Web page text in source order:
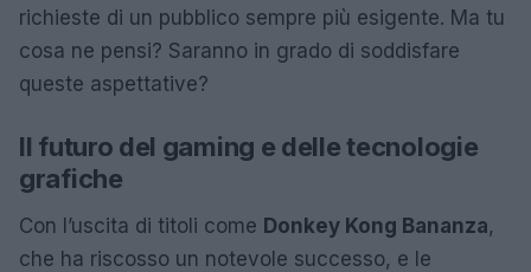
richieste di un pubblico sempre più esigente. Ma tu
cosa ne pensi? Saranno in grado di soddisfare
queste aspettative?
Il futuro del gaming e delle tecnologie
grafiche
Con l’uscita di titoli come Donkey Kong Bananza,
che ha riscosso un notevole successo, e le